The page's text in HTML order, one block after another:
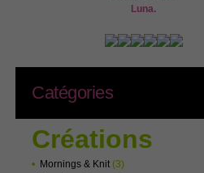
Luna.
Catégories
Créations
• Mornings & Knit (3)